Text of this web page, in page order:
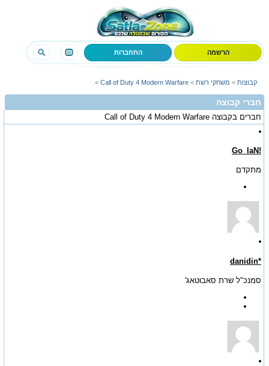
הרשמה התחברות
קבוצות > משחקי רשת >
Call of Duty 4 Modern Warfare
>
חברי קבוצה
חברים בקבוצה Call of Duty 4 Modern Warfare
!Go_laN
מתקדם
*danidin
סמנכ"ל שרת סאבוטאג'